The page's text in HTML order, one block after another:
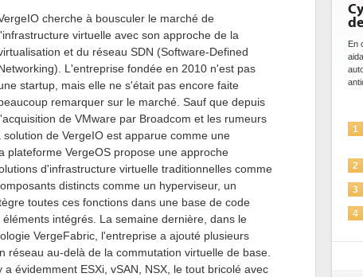
cherche à bousculer le marché de
virtuelle avec son approche de la
et du réseau SDN (Software-Defined
L'entreprise fondée en 2010 n'est pas
startup, mais elle ne s'était pas encore faite
remarquer sur le marché. Sauf que depuis
de VMware par Broadcom et les rumeurs
de VergeIO est apparue comme une
plateforme VergeOS propose une approche
d'infrastructure virtuelle traditionnelles comme
distincts comme un hyperviseur, un
toutes ces fonctions dans une base de code
intégrés. La semaine dernière, dans le
VergeFabric, l'entreprise a ajouté plusieurs
réseau au-delà de la commutation virtuelle de base.
évidemment ESXi, vSAN, NSX, le tout bricolé avec
ce
1
2